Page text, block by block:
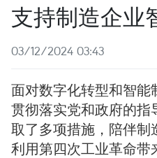
支持制造企业
03/12/2024 03:43
面对数字化转型和智能
贯彻落实党和政府的指
取了多项措施，陪伴制
利用第四次工业革命带